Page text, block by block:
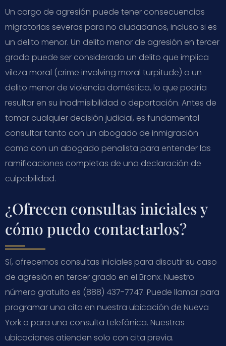
Un cargo de agresión puede tener consecuencias
migratorias severas para no ciudadanos, incluso si es
un delito menor. Un delito menor de agresión en tercer
grado puede ser considerado un delito que implica
vileza moral (crime involving moral turpitude) o un
delito menor de violencia doméstica, lo que podría
resultar en su inadmisibilidad o deportación. Antes de
tomar cualquier decisión judicial, es fundamental
consultar tanto con un abogado de inmigración
como con un abogado penalista para entender las
ramificaciones completas de una declaración de
culpabilidad.
¿Ofrecen consultas iniciales y
cómo puedo contactarlos?
Sí, ofrecemos consultas iniciales para discutir su caso
de agresión en tercer grado en el Bronx. Nuestro
número gratuito es (888) 437-7747. Puede llamar para
programar una cita en nuestra ubicación de Nueva
York o para una consulta telefónica. Nuestras
ubicaciones atienden solo con cita previa.